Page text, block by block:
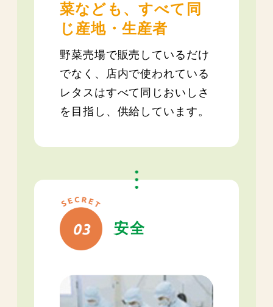
菜なども、すべて同
じ産地・生産者
野菜売場で販売しているだけ
でなく、店内で使われている
レタスはすべて同じおいしさ
を目指し、供給しています。
安全